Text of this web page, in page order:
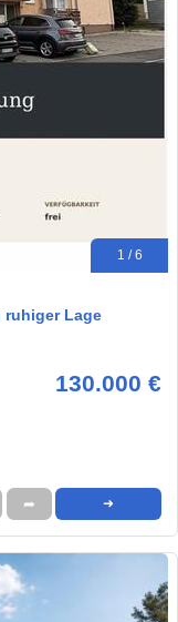
1 / 6
ruhiger Lage
130.000 €
➦ ➜